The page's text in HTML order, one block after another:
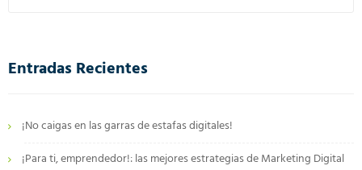
Entradas Recientes
¡No caigas en las garras de estafas digitales!
¡Para ti, emprendedor!: las mejores estrategias de Marketing Digital